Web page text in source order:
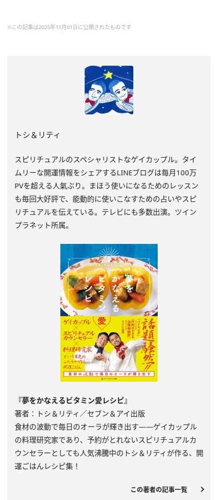
※この記事は2025年11月01日に公開されたものです
トシ＆リティ
スピリチュアルのスペシャリストなゲイカップル。タイ
ムリーな開運情報をシェアするLINEブログは毎月100万
PVを超える人氣ぶり。まほう使いになるためのレッスン
も毎回大好評で、能動的に使いこなすための占いやスピ
リチュアルを伝えている。テレビにも多数出演。ツイン
プラネット所属。
『夢をかなえるビタミン愛レシピ』
著者：トシ＆リティ／セブン＆アイ出版
食材の波動で毎日のオーラが輝き出す――ゲイカップル
の料理研究家であり、予約がとれないスピリチュアルカ
ウンセラーとしても人気沸騰中のトシ＆リティが作る、開
運ごはんレシピ集！
この著者の記事一覧